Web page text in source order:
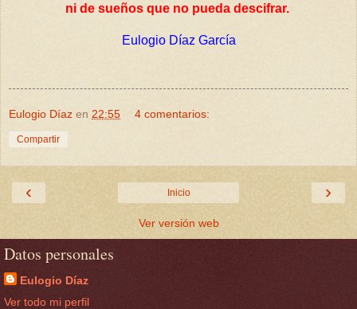
ni de sueños que no pueda descifrar.
Eulogio Díaz García
Eulogio Díaz en 22:55 4 comentarios:
Compartir
‹ ›
Inicio
Ver versión web
Datos personales
Eulogio Díaz
Ver todo mi perfil